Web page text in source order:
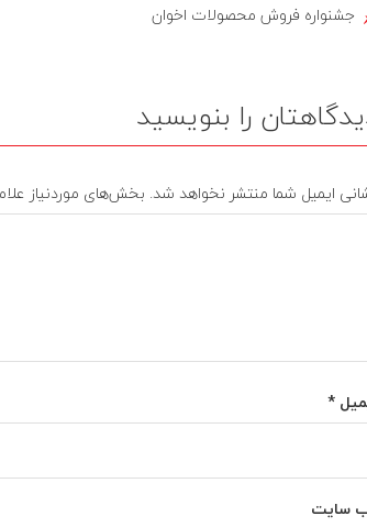
جشنواره فروش محصولات اخوان
را بنویسید
ایمیل شما منتشر نخواهد شد. بخش‌های موردنیاز
*
سایت